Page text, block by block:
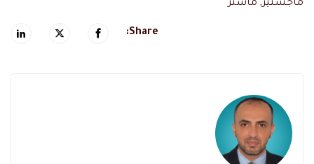
ماجستير, ماستر
Share: